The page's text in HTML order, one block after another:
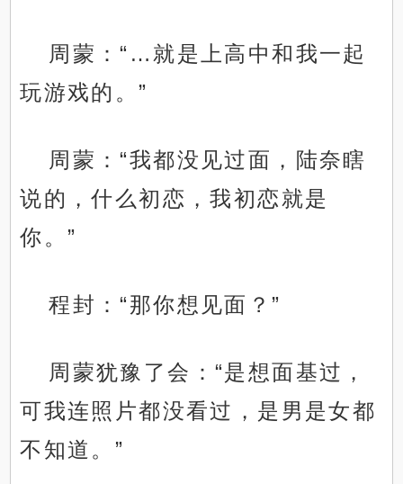
周蒙：“…就是上高中和我一起
玩游戏的。”
周蒙：“我都没见过面，陆奈瞎
说的，什么初恋，我初恋就是
你。”
程封：“那你想见面？”
周蒙犹豫了会：“是想面基过，
可我连照片都没看过，是男是女都
不知道。”